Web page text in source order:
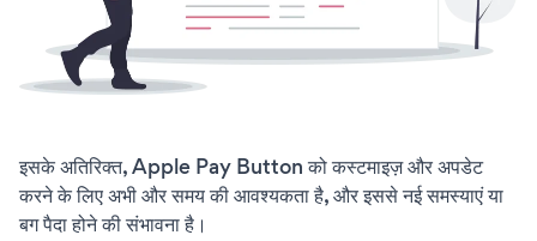
इसके अतिरिक्त, Apple Pay Button को कस्टमाइज़ और अपडेट
करने के लिए अभी और समय की आवश्यकता है, और इससे नई समस्याएं या
बग पैदा होने की संभावना है।